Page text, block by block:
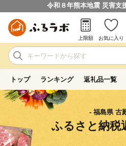
令和８年熊本地震 災害支
上限額 お気に入り
トップ ランキング 返礼品一覧
- 福島県 古
ふるさと納税